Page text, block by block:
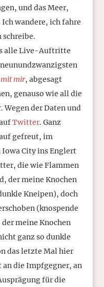
und das Meer,
wandere, ich fahre
schreibe.
alle Live-Auftritte
mir, abgesagt
genauso wie all die
der Daten und
Twitter. Ganz
gefreut, im
Iowa City ins Englert
die wie Flammen
der meine Knochen
Kneipen), doch
(knospende
meine Knochen
ganz so dunkle
das letzte Mal hier
an die Impfgegner, an
für die